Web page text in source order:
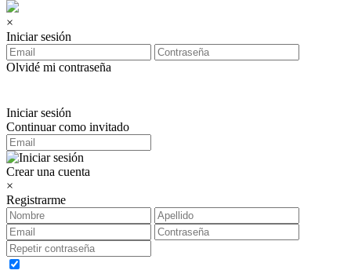
×
Iniciar sesión
Olvidé mi contraseña
Iniciar sesión
Continuar como invitado
Crear una cuenta
×
Registrarme